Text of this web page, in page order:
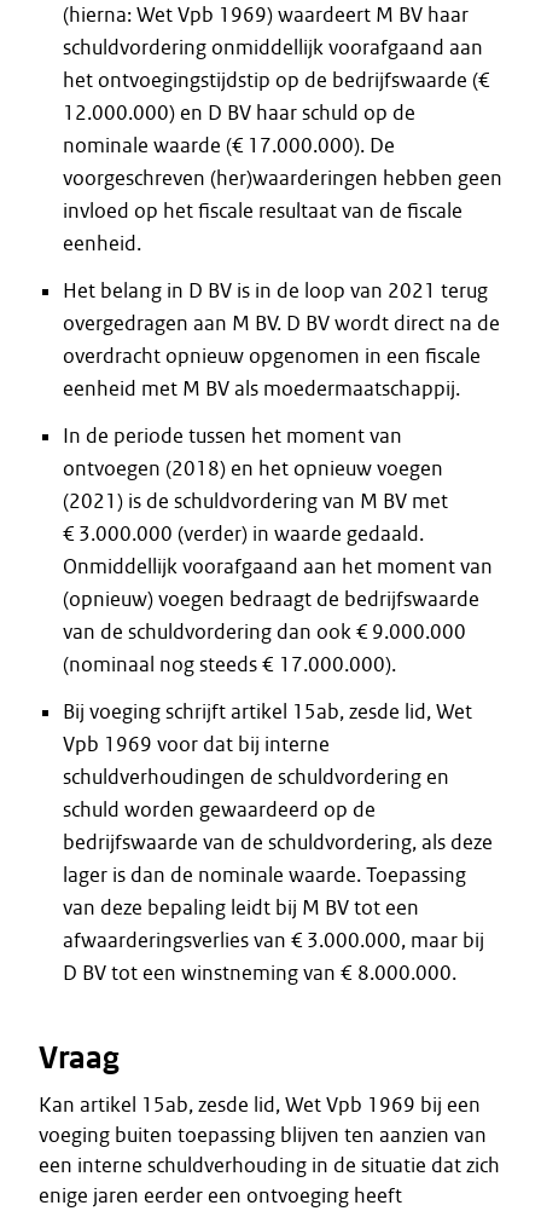
(hierna: Wet Vpb 1969) waardeert M BV haar
schuldvordering onmiddellijk voorafgaand aan
het ontvoegingstijdstip op de bedrijfswaarde (€
12.000.000) en D BV haar schuld op de
nominale waarde (€ 17.000.000). De
voorgeschreven (her)waarderingen hebben geen
invloed op het fiscale resultaat van de fiscale
eenheid.
Het belang in D BV is in de loop van 2021 terug
overgedragen aan M BV. D BV wordt direct na de
overdracht opnieuw opgenomen in een fiscale
eenheid met M BV als moedermaatschappij.
In de periode tussen het moment van
ontvoegen (2018) en het opnieuw voegen
(2021) is de schuldvordering van M BV met
€ 3.000.000 (verder) in waarde gedaald.
Onmiddellijk voorafgaand aan het moment van
(opnieuw) voegen bedraagt de bedrijfswaarde
van de schuldvordering dan ook € 9.000.000
(nominaal nog steeds € 17.000.000).
Bij voeging schrijft artikel 15ab, zesde lid, Wet
Vpb 1969 voor dat bij interne
schuldverhoudingen de schuldvordering en
schuld worden gewaardeerd op de
bedrijfswaarde van de schuldvordering, als deze
lager is dan de nominale waarde. Toepassing
van deze bepaling leidt bij M BV tot een
afwaarderingsverlies van € 3.000.000, maar bij
D BV tot een winstneming van € 8.000.000.
Vraag
Kan artikel 15ab, zesde lid, Wet Vpb 1969 bij een
voeging buiten toepassing blijven ten aanzien van
een interne schuldverhouding in de situatie dat zich
enige jaren eerder een ontvoeging heeft